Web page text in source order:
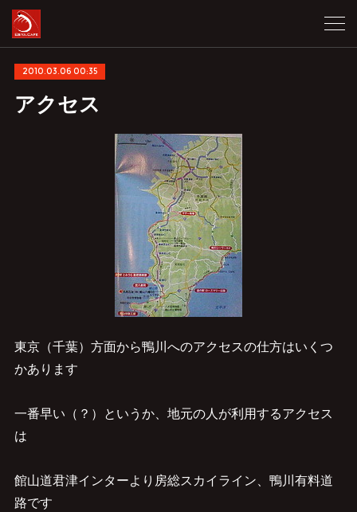
2010.03.06 00:35
アクセス
東京（千葉）方面から鴨川へのアクセスの仕方はいくつ
かあります
一番早い（？）というか、地元の人が利用するアクセス
は
館山道君津インターより房総スカイライン、鴨川有料道
路です